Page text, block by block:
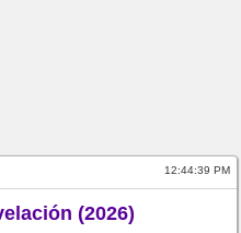
12:44:39 PM
(2026)